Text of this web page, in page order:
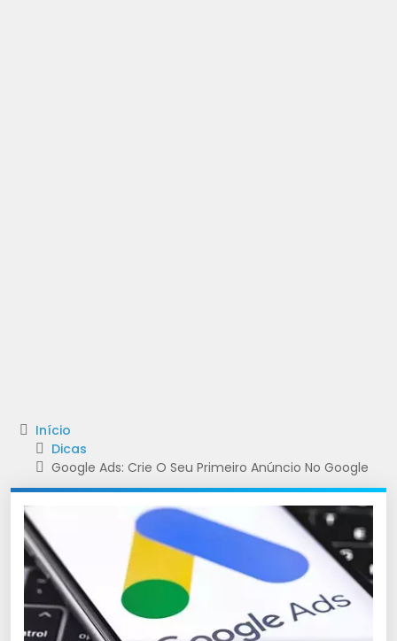
Início
Dicas
Google Ads: Crie O Seu Primeiro Anúncio No Google